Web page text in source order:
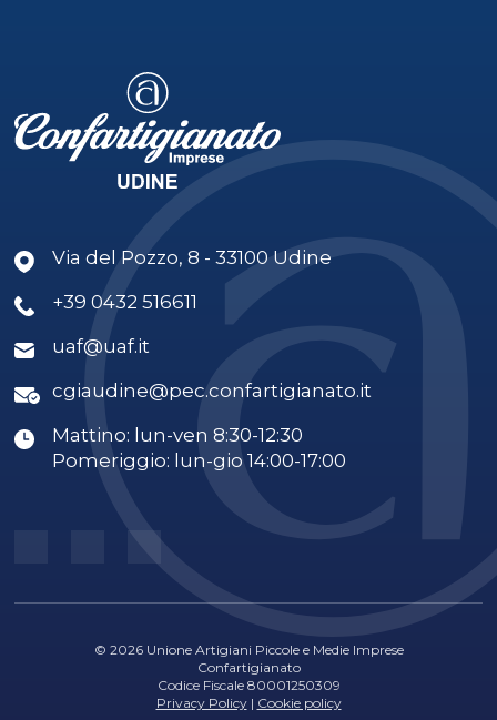
Via del Pozzo, 8 - 33100 Udine
+39 0432 516611
uaf@uaf.it
cgiaudine@pec.confartigianato.it
Mattino: lun-ven 8:30-12:30
Pomeriggio: lun-gio 14:00-17:00
© 2026 Unione Artigiani Piccole e Medie Imprese
Confartigianato
Codice Fiscale 80001250309
Privacy Policy| Cookie policy